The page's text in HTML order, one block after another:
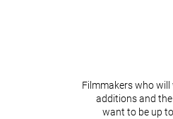
Filmmakers who will
additions and
want to be up